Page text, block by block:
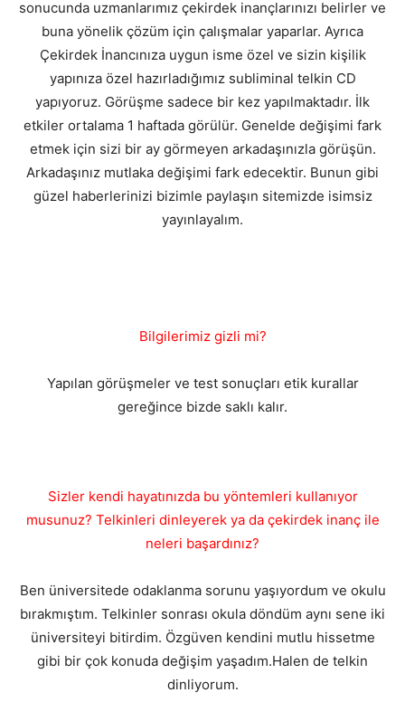
sonucunda uzmanlarımız çekirdek inançlarınızı belirler ve
buna yönelik çözüm için çalışmalar yaparlar. Ayrıca
Çekirdek İnancınıza uygun isme özel ve sizin kişilik
yapınıza özel hazırladığımız subliminal telkin CD
yapıyoruz. Görüşme sadece bir kez yapılmaktadır. İlk
etkiler ortalama 1 haftada görülür. Genelde değişimi fark
etmek için sizi bir ay görmeyen arkadaşınızla görüşün.
Arkadaşınız mutlaka değişimi fark edecektir. Bunun gibi
güzel haberlerinizi bizimle paylaşın sitemizde isimsiz
yayınlayalım.
Bilgilerimiz gizli mi?
Yapılan görüşmeler ve test sonuçları etik kurallar
gereğince bizde saklı kalır.
Sizler kendi hayatınızda bu yöntemleri kullanıyor
musunuz? Telkinleri dinleyerek ya da çekirdek inanç ile
neleri başardınız?
Ben üniversitede odaklanma sorunu yaşıyordum ve okulu
bırakmıştım. Telkinler sonrası okula döndüm aynı sene iki
üniversiteyi bitirdim. Özgüven kendini mutlu hissetme
gibi bir çok konuda değişim yaşadım.Halen de telkin
dinliyorum.